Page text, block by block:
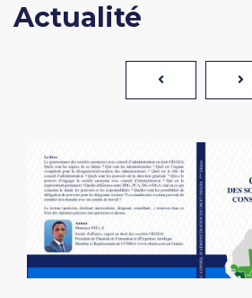
Actualité